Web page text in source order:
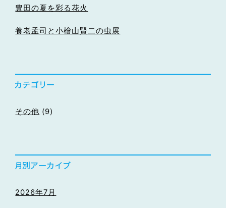
豊田の夏を彩る花火
養老孟司と小檜山賢二の虫展
その他 (9)
2026年7月